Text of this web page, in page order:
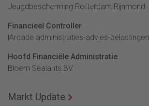
Jeugdbescherming Rotterdam Rijnmond
Financieel Controller
lArcade administraties-advies-belastingen
Hoofd Financiële Administratie
Bloem Sealants BV
Markt Update